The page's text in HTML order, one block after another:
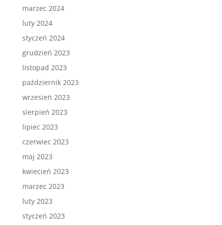
marzec 2024
luty 2024
styczeń 2024
grudzień 2023
listopad 2023
październik 2023
wrzesień 2023
sierpień 2023
lipiec 2023
czerwiec 2023
maj 2023
kwiecień 2023
marzec 2023
luty 2023
styczeń 2023